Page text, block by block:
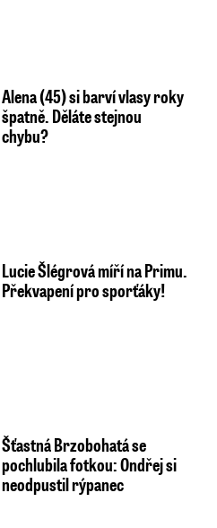
Alena (45) si barví vlasy roky
špatně. Děláte stejnou
chybu?
Lucie Šlégrová míří na Primu.
Překvapení pro sporťáky!
Šťastná Brzobohatá se
pochlubila fotkou: Ondřej si
neodpustil rýpanec